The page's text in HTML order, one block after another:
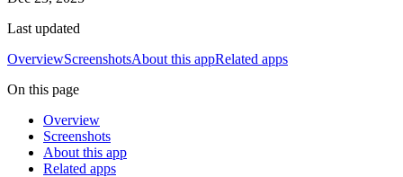
Last updated
OverviewScreenshotsAbout this appRelated apps
On this page
Overview
Screenshots
About this app
Related apps